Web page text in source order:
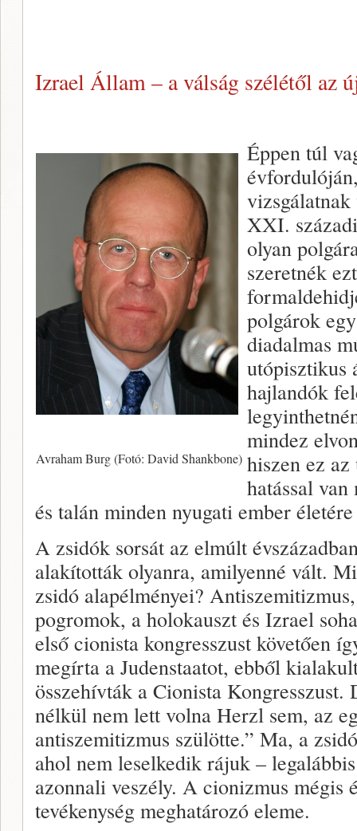
Izrael Állam – a válság szélétől az
Avraham Burg (Fotó: David Shankbone)
Éppen túl
XXI.
olyan
szeretnék
polgárok
diadalmas
utópisztikus
hajlandók
mindez
hiszen ez
hatással
és talán minden nyugati ember
A zsidók sorsát az elmúlt
alakították olyanra, amilyenné vált.
zsidó alapélményei?
pogromok, a holokauszt és Izrael
első cionista kongresszust követően
megírta a Judenstaatot, ebből
összehívták a Cionista
nélkül nem lett volna Herzl sem, az
antiszemitizmus szülötte.” Ma, a
ahol nem leselkedik rájuk –
azonnali veszély. A cionizmus mégis
tevékenység meghatározó eleme.